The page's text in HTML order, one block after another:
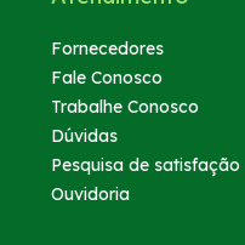
Fornecedores
Fale Conosco
Trabalhe Conosco
Dúvidas
Pesquisa de satisfação
Ouvidoria